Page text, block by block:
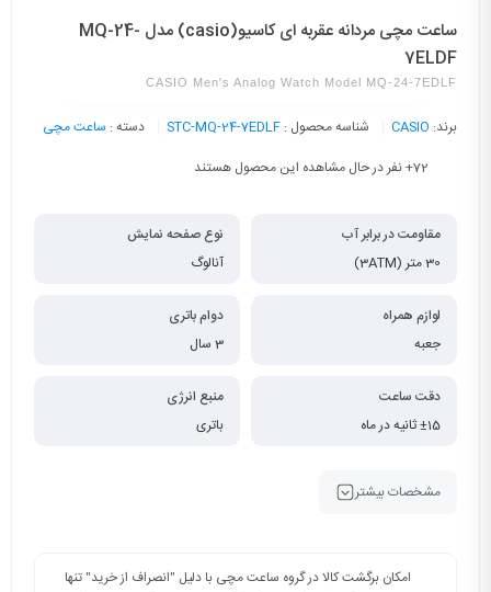
ساعت مچی مردانه عقربه ای کاسیو(casio) مدل MQ-24-
7ELDF
CASIO Men's Analog Watch Model MQ-24-7EDLF
برند: CASIO شناسه محصول : STC-MQ-24-7EDLF دسته : ساعت مچی
72+ نفر در حال مشاهده این محصول هستند
مقاومت در برابر آب
30 متر (3ATM)
نوع صفحه نمایش
آنالوگ
لوازم همراه
جعبه
دوام باتری
3 سال
دقت ساعت
±15 ثانیه در ماه
منبع انرژی
باتری
مشخصات بیشتر
امکان برگشت کالا در گروه ساعت مچی با دلیل "انصراف از خرید" تنها